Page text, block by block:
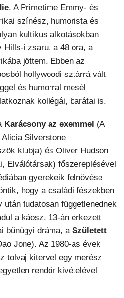
. A Primetime Emmy- és
színész, humorista és
kultikus alkotásokban
Hills-i zsaru, a 48 óra, a
jöttem. Ebben az
hollywoodi sztárrá vált
és humorral mesél
kollégái, barátai is.
Karácsony az exemmel (A
Silverstone
klubja) és Oliver Hudson
Elválótársak) főszereplésével
gyerekeik felnövése
hogy a családi fészekben
tudatosan függetlenednek
a káosz. 13-án érkezett
bűnügyi dráma, a Született
Jone). Az 1980-as évek
tolvaj kitervel egy merész
rendőr kivételével